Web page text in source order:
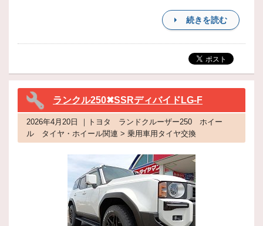
続きを読む
ランクル250✖SSRディバイドLG-F
2026年4月20日 ｜トヨタ ランドクルーザー250 ホイー
ル タイヤ・ホイール関連 > 乗用車用タイヤ交換